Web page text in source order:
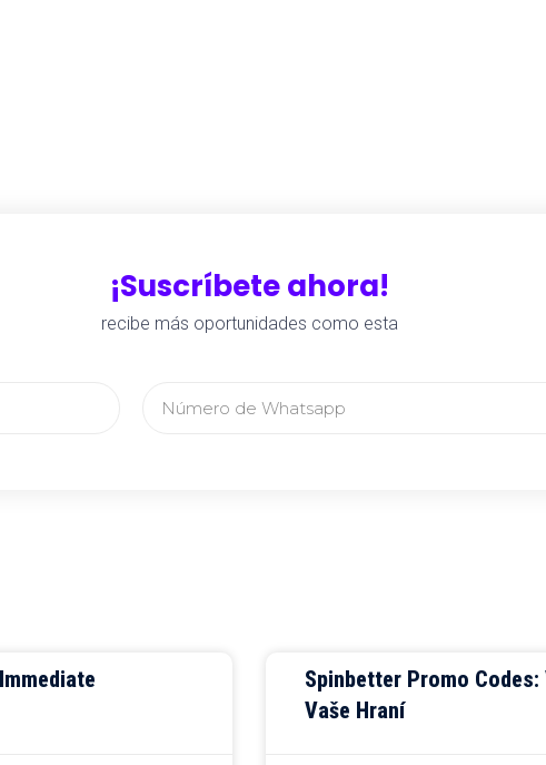
¡Suscríbete ahora!
recibe más oportunidades como esta
Spinbetter Promo
Vaše Hraní